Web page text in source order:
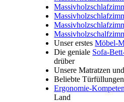
Unser erstesMöbel-
Die geniale Sofa-
drüber
Unsere Matratzen
Beliebte
Ergonomie-
Land